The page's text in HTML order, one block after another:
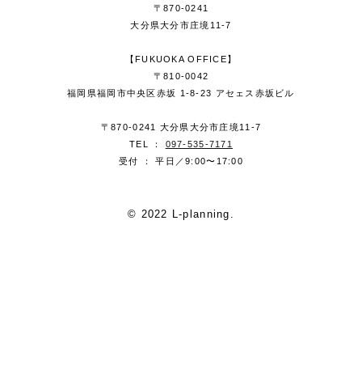
〒870-0241
大分県大分市庄境11-7
【FUKUOKA OFFICE】
〒810-0042
福岡県福岡市中央区赤坂 1-8-23 アセェス赤坂ビル
〒870-0241 大分県大分市庄境11-7
TEL ： 097-535-7171
受付 ： 平日／9:00〜17:00
© 2022 L-planning.